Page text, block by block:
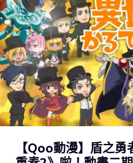
【Qoo動漫】盾之